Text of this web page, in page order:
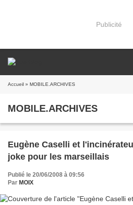
Publicité
Accueil » MOBILE.ARCHIVES
MOBILE.ARCHIVES
Eugène Caselli et
joke pour les marseillais
Publié le 20/06/2008 à 09:56
Par MOIX